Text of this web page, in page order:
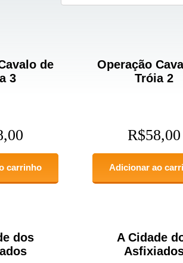
de
3
carrinho
Operação
Tróia 2
R$58,00
Adicionar ao
dos
A Cidade